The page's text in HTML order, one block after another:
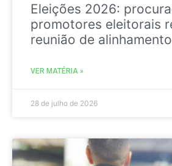
Eleições 2026:
promotores eleitorais
reunião de
VER MATÉRIA »
28 de julho de 2026